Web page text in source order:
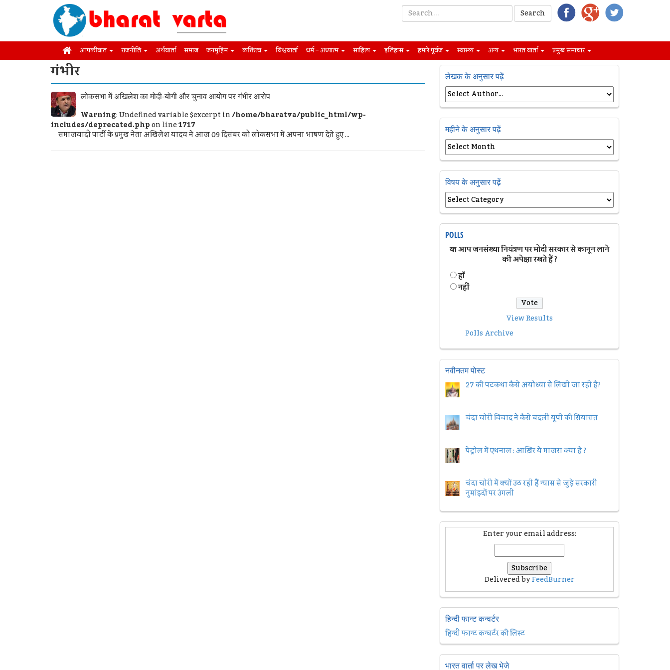
आपकी बात राजनीति अर्थवार्ता समाज जनमुहिम व्यक्तित्व विश्ववार्ता धर्म – अध्यात्म साहित्य इतिहास हमारे पूर्वज स्वास्थ्य अन्य भारत वार्ता प्रमुख समाचार
गंभीर
लोकसभा में अखिलेश का मोदी-योगी और चुनाव आयोग पर गंभीर आरोप
Warning: Undefined variable $excerpt in/home/bharatva/public_html/wp-
includes/deprecated.phpon line1717
समाजवादी पार्टी के प्रमुख नेता अखिलेश यादव ने आज 09 दिसंबर को लोकसभा में अपना भाषण देते हुए ...
लेखक के अनुसार पढ़ें
महीने के अनुसार पढ़ें
विषय के अनुसार पढ़ें
POLLS
क्या आप जनसंख्या नियंत्रण पर मोदी सरकार से कानून लाने
की अपेक्षा रखते हैं ?
हॉं
नहीं
View Results
Polls Archive
नवीनतम पोस्ट
27 की पटकथा कैसे अयोध्या से लिखी जा रही है?
चंदा चोरी विवाद ने कैसे बदली यूपी की सियासत
पेट्रोल में एथनाल : आख़िर ये माजरा क्या है ?
चंदा चोरी में क्यों उठ रही हैैं न्यास से जुड़े सरकारी
नुमांइदों पर उंगली
Enter your email address:
Delivered byFeedBurner
हिन्दी फान्ट कन्वर्टर
हिन्दी फान्ट कन्वर्टर की लिस्ट
भारत वार्ता पर लेख भेजे